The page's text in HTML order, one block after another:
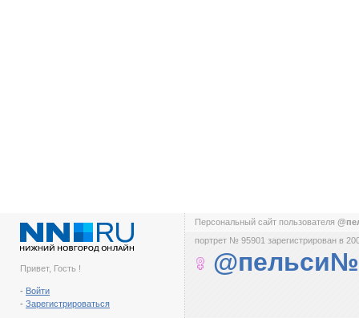
Привет, Гость !
- Войти
- Зарегистрироваться
Персональный сайт пользователя
портрет № 95901 зарегистрирован в
@пельси№